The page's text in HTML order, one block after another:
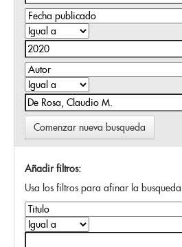
Comenzar nueva busqueda
Añadir filtros:
Usa los filtros para afinar la busqueda.